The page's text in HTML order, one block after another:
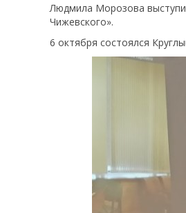
Людмила Морозова
Чижевского».
6 октября состоялся